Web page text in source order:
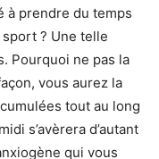
à prendre du temps
? Une telle
Pourquoi ne pas la
vous aurez la
tout au long
s’avèrera d’autant
qui vous